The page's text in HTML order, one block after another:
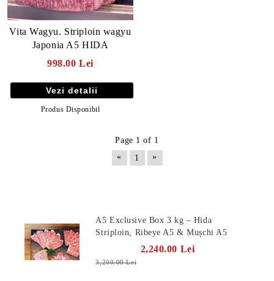
Vita Wagyu. Striploin wagyu
Japonia A5 HIDA
998.00 Lei
Vezi detalii
Produs Disponibil
Page 1 of 1
«
1 »
A5 Exclusive Box 3 kg – Hida
Striploin, Ribeye A5 & Mușchi A5
2,240.00 Lei
3,200.00 Lei